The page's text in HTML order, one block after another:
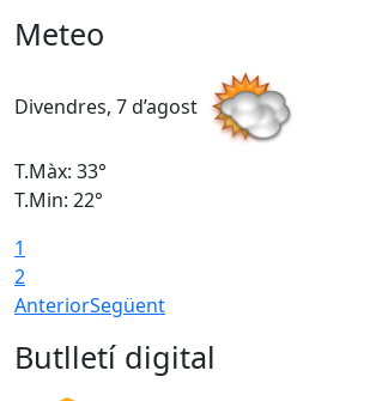
Meteo
Divendres, 7 d’agost
T.Màx: 33°
T.Min: 22°
1
2
AnteriorSegüent
Butlletí digital